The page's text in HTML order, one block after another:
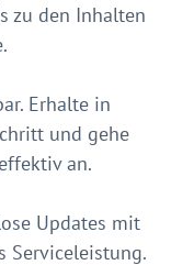
zu den Inhalten
Erhalte in
und gehe
an.
Updates mit
Serviceleistung.